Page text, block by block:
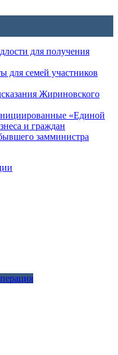
для получения
для семей участников
Жириновского
«Единой
и граждан
замминистра